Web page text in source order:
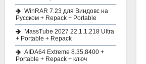
WinRAR 7.23 для Виндовс на
Русском + Repack + Portable
MassTube 2027 22.1.1.218 Ultra
+ Portable + Repack
AIDA64 Extreme 8.35.8400 +
Portable + Repack + ключ